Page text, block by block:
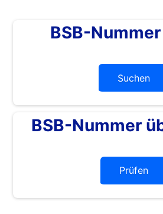
BSB-
Suchen
BSB-Nummer
Prüfen